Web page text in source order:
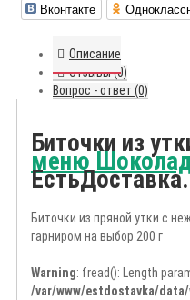
Вконтакте
Описание
Отзывы (0)
Вопрос - ответ (0)
Биточки из
меню
Биточки из пряной утки с
гарниром на выбор 200 г
Warning: fread(): Length
/var/www/estdostavka/